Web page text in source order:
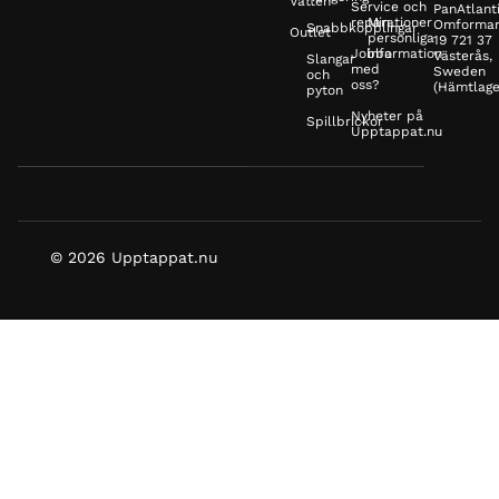
Outlet
Snabbkopplingar
Slangar
och
pyton
Spillbrickor
Service och
reparationer
Jobba
med
oss?
Nyheter på
Upptappat.nu
Min
personliga
information
19 721 37
Västerås,
Sweden
© 2026 Upptappat.nu